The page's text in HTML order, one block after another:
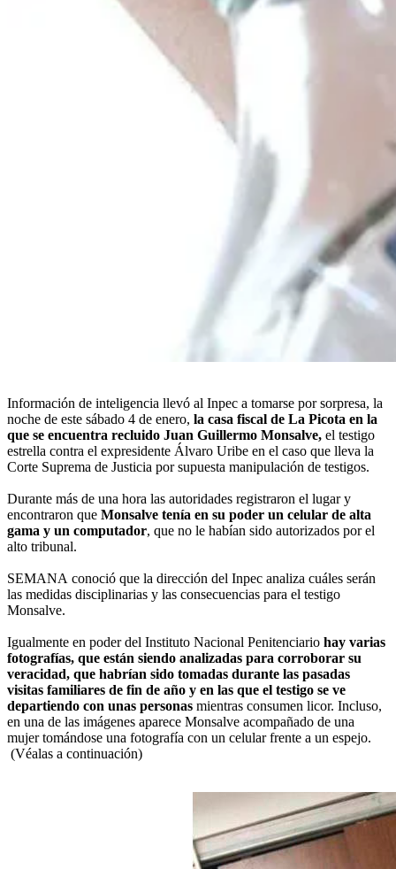
Información de inteligencia llevó al Inpec a tomarse por sorpresa, la
noche de este sábado 4 de enero, la casa fiscal de La Picota en la
que se encuentra recluido Juan Guillermo Monsalve, el testigo
estrella contra el expresidente Álvaro Uribe en el caso que lleva la
Corte Suprema de Justicia por supuesta manipulación de testigos.
Durante más de una hora las autoridades registraron el lugar y
encontraron que Monsalve tenía en su poder un celular de alta
gama y un computador, que no le habían sido autorizados por el
alto tribunal.
SEMANA conoció que la dirección del Inpec analiza cuáles serán
las medidas disciplinarias y las consecuencias para el testigo
Monsalve.
Igualmente en poder del Instituto Nacional Penitenciario hay varias
fotografías, que están siendo analizadas para corroborar su
veracidad, que habrían sido tomadas durante las pasadas
visitas familiares de fin de año y en las que el testigo se ve
departiendo con unas personas mientras consumen licor. Incluso,
en una de las imágenes aparece Monsalve acompañado de una
mujer tomándose una fotografía con un celular frente a un espejo.
(Véalas a continuación)